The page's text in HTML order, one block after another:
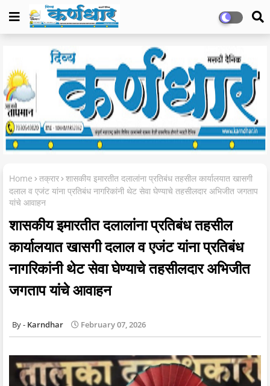
Home तक्रार शासकीय इमारतीत दलालांना प्रतिबंध तहसील कार्यालयात खासगी
दलाल व एजंट यांना प्रतिबंध नागरिकांनी थेट सेवा घेण्याचे तहसीलदार अभिजीत जगताप
यांचे आवाहन
शासकीय इमारतीत दलालांना प्रतिबंध तहसील
कार्यालयात खासगी दलाल व एजंट यांना प्रतिबंध
नागरिकांनी थेट सेवा घेण्याचे तहसीलदार अभिजीत
जगताप यांचे आवाहन
Karndhar February 07, 2026